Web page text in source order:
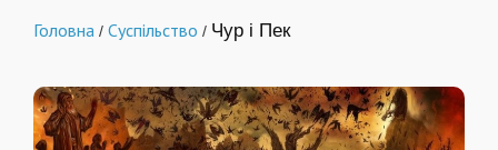
Головна / Суспільство / Чур і Пек